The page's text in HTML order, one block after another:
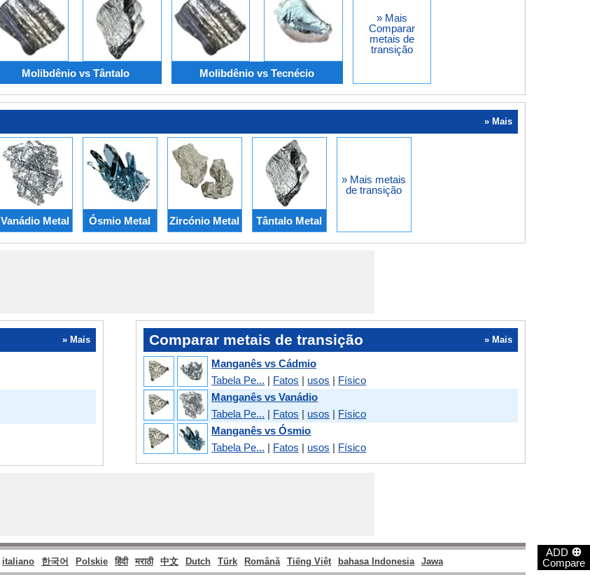
ADD ⊕
Compare
Molibdênio vs Tântalo Molibdênio vs Tecnécio
» Mais
Comparar
metais de
transição
» Mais
Vanádio Metal Ósmio Metal Zircónio Metal Tântalo Metal
» Mais metais
de transição
» Mais Comparar metais de transição » Mais
Manganês vs Cádmio
Tabela Pe... | Fatos | usos | Físico
Manganês vs Vanádio
Tabela Pe... | Fatos | usos | Físico
Manganês vs Ósmio
Tabela Pe... | Fatos | usos | Físico
italiano 한국어 Polskie हिंदी मराठी 中文 Dutch Türk Română Tiếng Việt bahasa Indonesia Jawa